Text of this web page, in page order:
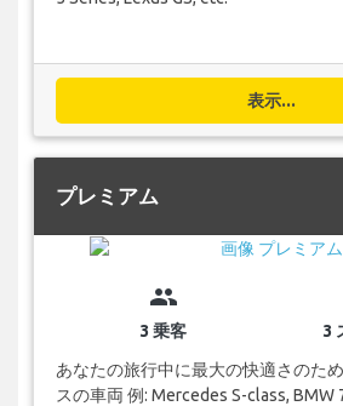
表示...
プレミアム
group
3 乗客
3
あなたの旅行中に最大の快適さのた
スの車両 例: Mercedes S-class, BMW